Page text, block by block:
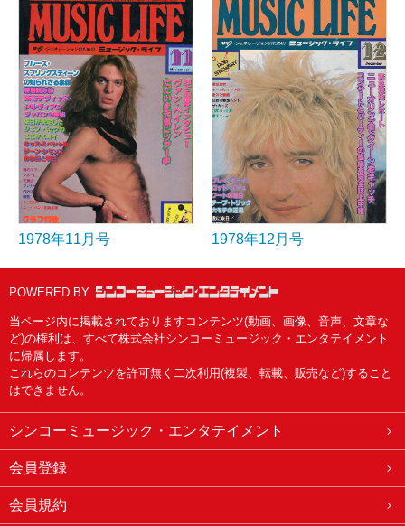
1978年11月号 1978年12月号
POWERED BY
当ページ内に掲載されておりますコンテンツ(動画、画像、音声、文章な
ど)の権利は、すべて株式会社シンコーミュージック・エンタテイメント
に帰属します。
これらのコンテンツを許可無く二次利用(複製、転載、販売など)すること
はできません。
シンコーミュージック・エンタテイメント
会員登録
会員規約